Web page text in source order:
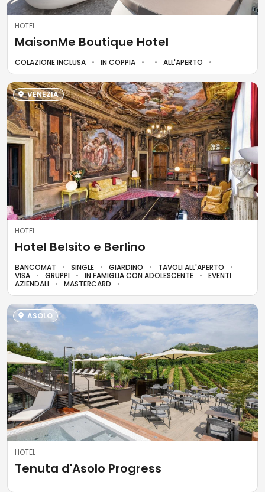
HOTEL
MaisonMe Boutique Hotel
COLAZIONE INCLUSA IN COPPIA ALL'APERTO
VENEZIA
HOTEL
Hotel Belsito e Berlino
BANCOMAT SINGLE GIARDINO
TAVOLI ALL'APERTO
VISA
GRUPPI IN FAMIGLIA CON ADOLESCENTE
EVENTI
AZIENDALI
MASTERCARD
ASOLO
HOTEL
Tenuta d'Asolo Progress